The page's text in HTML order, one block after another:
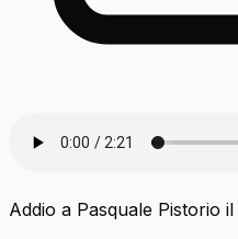
Addio a Pasquale Pistorio